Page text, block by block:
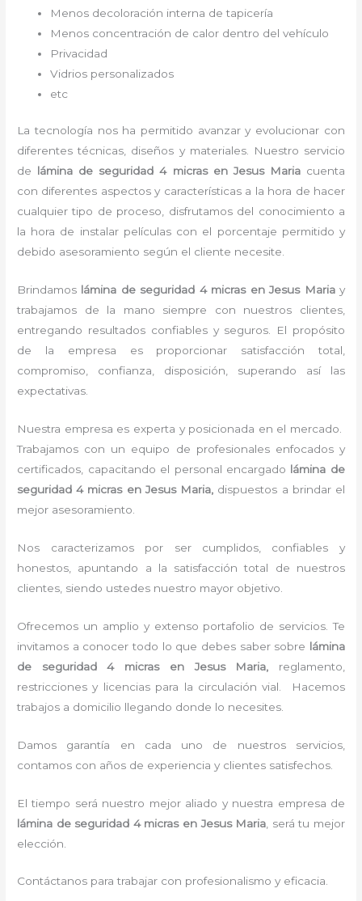
Menos decoloración interna de tapicería
Menos concentración de calor dentro del vehículo
Privacidad
Vidrios personalizados
etc
La tecnología nos ha permitido avanzar y evolucionar con
diferentes técnicas, diseños y materiales. Nuestro servicio
de lámina de seguridad 4 micrasen Jesus Mariacuenta
con diferentes aspectos y características a la hora de hacer
cualquier tipo de proceso, disfrutamos del conocimiento a
la hora de instalar películas con el porcentaje permitido y
debido asesoramiento según el cliente necesite.
Brindamos lámina de seguridad 4 micras en Jesus Maria y
trabajamos de la mano siempre con nuestros clientes,
entregando resultados confiables y seguros. El propósito
de la empresa es proporcionar satisfacción total,
compromiso, confianza, disposición, superando así las
expectativas.
Nuestra empresa es experta y posicionada en el mercado.
Trabajamos con un equipo de profesionales enfocados y
certificados, capacitando el personal encargado lámina de
seguridad 4 micras en Jesus Maria, dispuestos a brindar el
mejor asesoramiento.
Nos caracterizamos por ser cumplidos, confiables y
honestos, apuntando a la satisfacción total de nuestros
clientes, siendo ustedes nuestro mayor objetivo.
Ofrecemos un amplio y extenso portafolio de servicios. Te
invitamos a conocer todo lo que debes saber sobre lámina
de seguridad 4 micras
en Jesus Maria, reglamento,
restricciones y licencias para la circulación vial. Hacemos
trabajos a domicilio llegando donde lo necesites.
Damos garantía en cada uno de nuestros servicios,
contamos con años de experiencia y clientes satisfechos.
El tiempo será nuestro mejor aliado y nuestra empresa de
lámina de seguridad 4 micras en Jesus Maria , será tu mejor
elección.
Contáctanos para trabajar con profesionalismo y eficacia.